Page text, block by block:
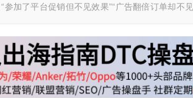
参加了平台促销但不见效果”“广告翻倍订单却不